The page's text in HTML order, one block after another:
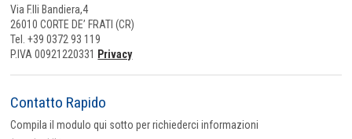
Via F.lli Bandiera,4
26010 CORTE DE’ FRATI (CR)
Tel. +39 0372 93 119
P.IVA 00921220331 Privacy
Contatto Rapido
Compila il modulo qui sotto per richiederci informazioni